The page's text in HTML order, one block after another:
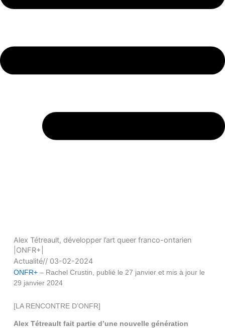
Alex Tétreault, développer l’art queer franco-ontarien
|ONFR+|
Actualité// 03-02-2024
ONFR+– Rachel Crustin, publié le 27 janvier et mis à jour le
29 janvier 2024
[LA RENCONTRE D’ONFR]
Alex Tétreault fait partie d’une nouvelle génération